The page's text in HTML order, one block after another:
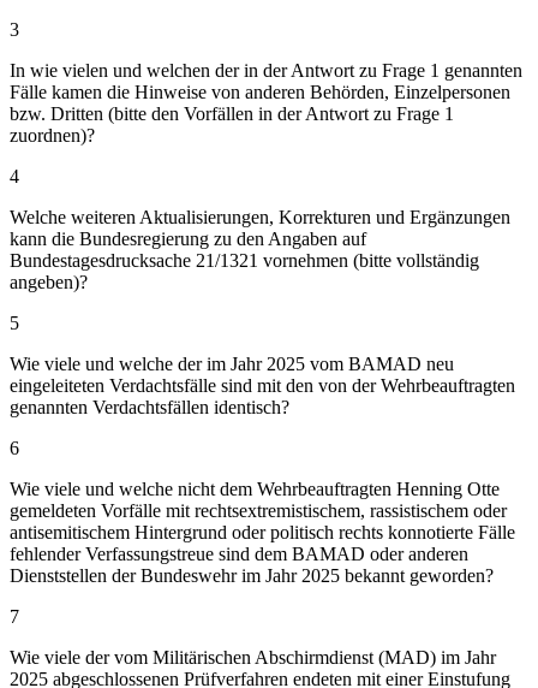
3
In wie vielen und welchen der in der Antwort zu Frage 1 genannten
Fälle kamen die Hinweise von anderen Behörden, Einzelpersonen
bzw. Dritten (bitte den Vorfällen in der Antwort zu Frage 1
zuordnen)?
4
Welche weiteren Aktualisierungen, Korrekturen und Ergänzungen
kann die Bundesregierung zu den Angaben auf
Bundestagesdrucksache 21/1321 vornehmen (bitte vollständig
angeben)?
5
Wie viele und welche der im Jahr 2025 vom BAMAD neu
eingeleiteten Verdachtsfälle sind mit den von der Wehrbeauftragten
genannten Verdachtsfällen identisch?
6
Wie viele und welche nicht dem Wehrbeauftragten Henning Otte
gemeldeten Vorfälle mit rechtsextremistischem, rassistischem oder
antisemitischem Hintergrund oder politisch rechts konnotierte Fälle
fehlender Verfassungstreue sind dem BAMAD oder anderen
Dienststellen der Bundeswehr im Jahr 2025 bekannt geworden?
7
Wie viele der vom Militärischen Abschirmdienst (MAD) im Jahr
2025 abgeschlossenen Prüfverfahren endeten mit einer Einstufung